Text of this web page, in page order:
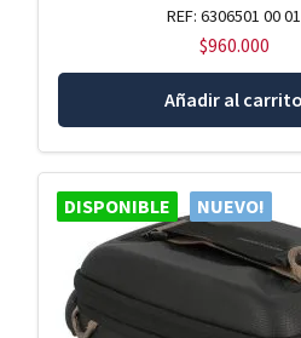
REF: 6306501 00 01
$960.000
Añadir al carrito
DISPONIBLE NUEVO!